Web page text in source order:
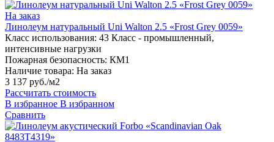
На заказ
Линолеум натуральный Uni Walton 2.5 «Frost Grey 0059»
Класс использования: 43 Класс - промышленный,
интенсивные нагрузки
Пожарная безопасность: КМ1
Наличие товара: На заказ
3 137 руб./м2
Рассчитать стоимость
В избранное В избранном
Сравнить